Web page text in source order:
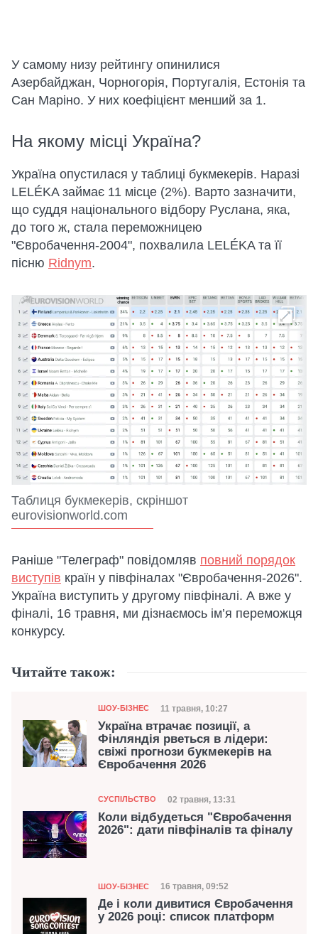
У самому низу рейтингу опинилися
Азербайджан, Чорногорія, Португалія, Естонія та
Сан Маріно. У них коефіцієнт менший за 1.
На якому місці Україна?
Україна опустилася у таблиці букмекерів. Наразі
LELÉKA займає 11 місце (2%). Варто зазначити,
що суддя національного відбору Руслана, яка,
до того ж, стала переможницею
"Євробачення-2004", похвалила LELÉKA та її
пісню Ridnym.
Таблиця букмекерів, скріншот
eurovisionworld.com
Раніше "Телеграф" повідомляв повний порядок
виступів країн у півфіналах "Євробачення-2026".
Україна виступить у другому півфіналі. А вже у
фіналі, 16 травня, ми дізнаємось ім’я переможця
конкурсу.
Читайте також:
Категорія
ШОУ-БІЗНЕС Дата публікації
11 травня, 10:27
Україна втрачає позиції, а
Фінляндія рветься в лідери:
свіжі прогнози букмекерів на
Євробачення 2026
Категорія
СУСПІЛЬСТВО Дата публікації
02 травня, 13:31
Коли відбудеться "Євробачення
2026": дати півфіналів та фіналу
Категорія
ШОУ-БІЗНЕС Дата публікації
16 травня, 09:52
Де і коли дивитися Євробачення
у 2026 році: список платформ